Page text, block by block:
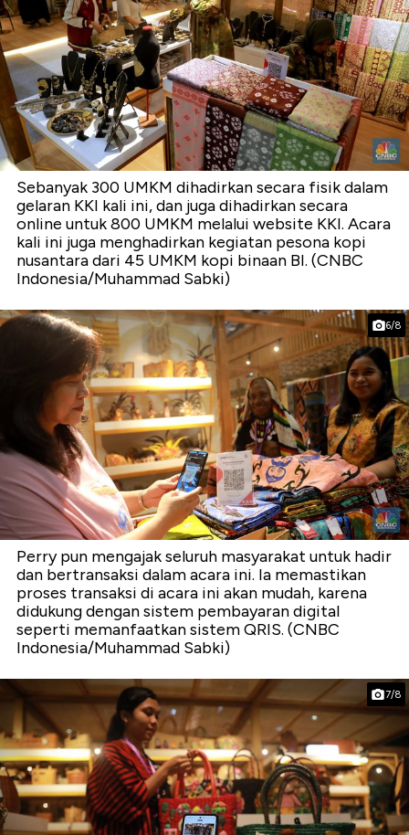
Sebanyak 300 UMKM dihadirkan secara fisik dalam
gelaran KKI kali ini, dan juga dihadirkan secara
online untuk 800 UMKM melalui website KKI. Acara
kali ini juga menghadirkan kegiatan pesona kopi
nusantara dari 45 UMKM kopi binaan BI. (CNBC
Indonesia/Muhammad Sabki)
6/8
Perry pun mengajak seluruh masyarakat untuk hadir
dan bertransaksi dalam acara ini. Ia memastikan
proses transaksi di acara ini akan mudah, karena
didukung dengan sistem pembayaran digital
seperti memanfaatkan sistem QRIS. (CNBC
Indonesia/Muhammad Sabki)
7/8